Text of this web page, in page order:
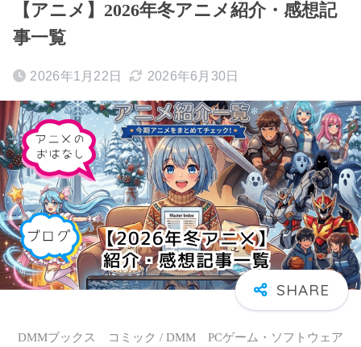
【アニメ】2026年冬アニメ紹介・感想記
事一覧
2026年1月22日 2026年6月30日
DMMブックス コミック / DMM PCゲーム・ソフトウェア